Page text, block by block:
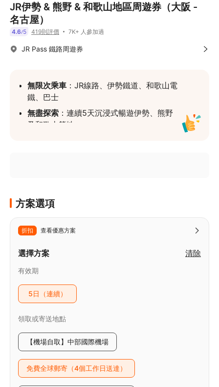
JR伊勢 & 熊野 & 和歌山地區周遊券（大阪 -
名古屋）
4.6/5 419則評價 7K+ 人參加過
JR Pass 鐵路周遊券
無限次乘車 ：JR線路、伊勢鐵道、和歌山電
鐵、巴士
無盡探索 ：連續5天沉浸式暢遊伊勢、熊野
及和歌山等地
方案選項
折扣 查看優惠方案
選擇方案 清除
有效期
5日（連續）
領取或寄送地點
【機場自取】中部國際機場
免費全球郵寄（4個工作日送達）